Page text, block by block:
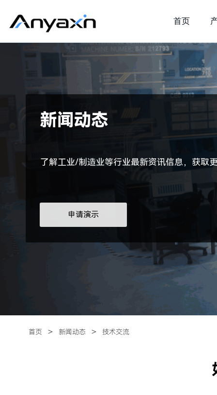
新闻动态
了解工业/制造业等行业最新资讯信息，获取
申请演示
首页 ＞ 新闻动态 ＞ 技术交流
首页